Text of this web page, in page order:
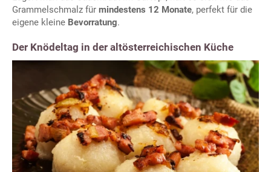
Grammelschmalz für mindestens 12 Monate, perfekt für die
eigene kleine Bevorratung.
Der Knödeltag in der altösterreichischen Küche